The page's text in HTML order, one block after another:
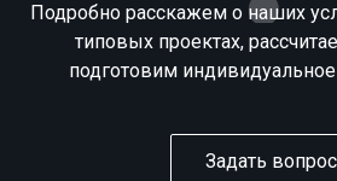
Подробно расскажем о наших
типовых проектах,
подготовим
Задать вопрос